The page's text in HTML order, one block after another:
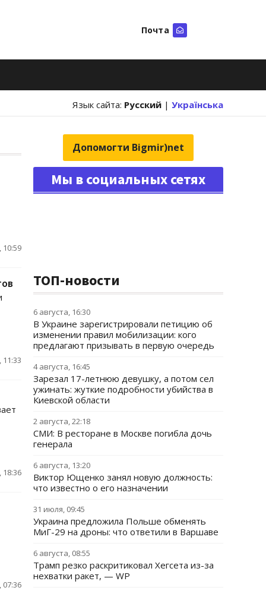
Почта
Язык сайта: Русский | Українська
10:59
11:33
18:36
07:36
Допомогти Bigmir)net
Мы в социальных сетях
ТОП-новости
6 августа, 16:30
В Украине зарегистрировали петицию об
изменении правил мобилизации: кого
предлагают призывать в первую очередь
4 августа, 16:45
Зарезал 17-летнюю девушку, а потом сел
ужинать: жуткие подробности убийства в
Киевской области
2 августа, 22:18
СМИ: В ресторане в Москве погибла дочь
генерала
6 августа, 13:20
Виктор Ющенко занял новую должность:
что известно о его назначении
31 июля, 09:45
Украина предложила Польше обменять
МиГ-29 на дроны: что ответили в Варшаве
6 августа, 08:55
Трамп резко раскритиковал Хегсета из-за
нехватки ракет, — WP